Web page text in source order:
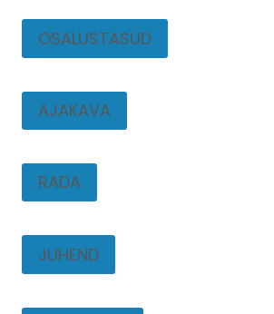
OSALUSTASUD
AJAKAVA
RADA
JUHEND